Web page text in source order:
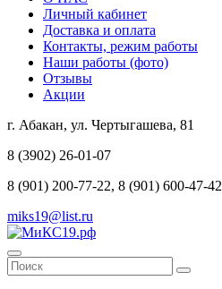
Личный кабинет
Доставка и оплата
Контакты, режим работы
Наши работы (фото)
Отзывы
Акции
г. Абакан, ул. Чертыгашева, 81
8 (3902) 26-01-07
8 (901) 200-77-22, 8 (901) 600-47-42
miks19@list.ru